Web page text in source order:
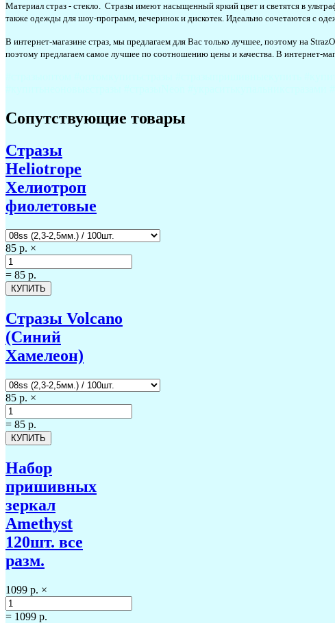
Материал страз - стекло. Стразы имеют насыщенный яркий цвет и светятся в
также одежды для шоу-программ, вечеринок и дискотек. Идеально сочетаются с
В интернет-магазине страз, мы предлагаем для Вас только лучшее, поэтому на
поэтому предлагаем самое лучшее по соотношению цены и качества. В интернет-
Сопутствующие товары
Стразы
Heliotrope
Хелиотроп
фиолетовые
85 р. ×
= 85 р.
Стразы Volcano
(Синий
Хамелеон)
85 р. ×
= 85 р.
Набор
пришивных
зеркал
Amethyst
120шт. все
разм.
1099 р. ×
= 1099 р.